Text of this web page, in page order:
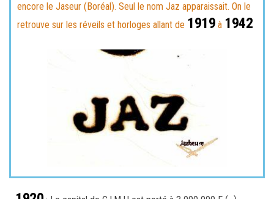
encore le Jaseur (Boréal). Seul le nom Jaz apparaissait. On le
retrouve sur les réveils et horloges allant de 1919 à 1942